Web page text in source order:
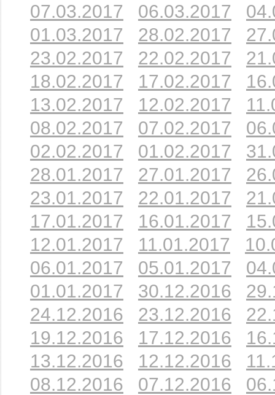
07.03.2017
06.03.2017
01.03.2017
28.02.2017
23.02.2017
22.02.2017
18.02.2017
17.02.2017
13.02.2017
12.02.2017
08.02.2017
07.02.2017
02.02.2017
01.02.2017
28.01.2017
27.01.2017
23.01.2017
22.01.2017
17.01.2017
16.01.2017
12.01.2017
11.01.2017
06.01.2017
05.01.2017
01.01.2017
30.12.2016
24.12.2016
23.12.2016
19.12.2016
17.12.2016
13.12.2016
12.12.2016
08.12.2016
07.12.2016